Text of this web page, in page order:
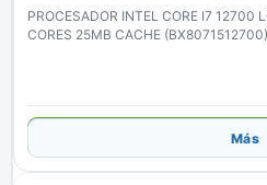
PROCESADOR INTEL CORE I7 12700
CORES 25MB CACHE (BX8071512700)
Añadir
Más